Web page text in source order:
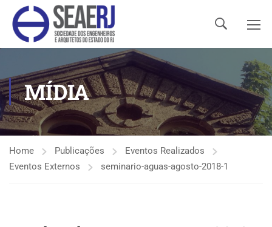
MÍDIA
Home Publicações
Eventos Realizados
Eventos Externos
seminario-aguas-agosto-2018-1